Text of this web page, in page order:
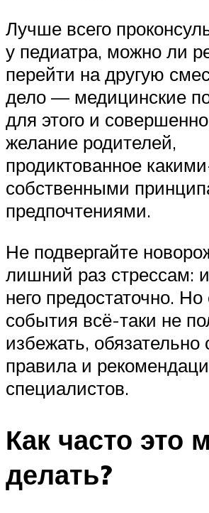
Лучше всего
у педиатра, можно ли
перейти на другую
дело — медицинские
для этого и
желание родителей,
продиктованное
собственными
предпочтениями.
Не подвергайте
лишний раз стрессам:
него предостаточно. Но
события всё-таки не
избежать,
правила и
специалистов.
Как часто это
делать?